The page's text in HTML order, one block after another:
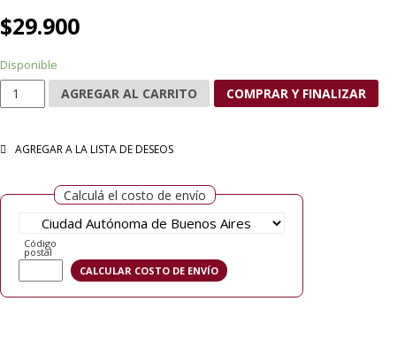
$29.900
Disponible
Ballenas y balleneros de la Patagonia cantidad
AGREGAR AL CARRITO COMPRAR Y FINALIZAR
AGREGAR A LA LISTA DE DESEOS
Calculá el costo de envío
Código
postal